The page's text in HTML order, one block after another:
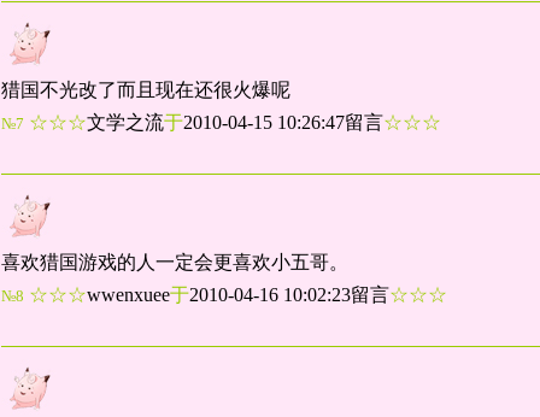
猎国不光改了而且现在还很火爆呢
№7 ☆☆☆文学之流于2010-04-15 10:26:47留言☆☆☆
喜欢猎国游戏的人一定会更喜欢小五哥。
№8 ☆☆☆wwenxuee于2010-04-16 10:02:23留言☆☆☆